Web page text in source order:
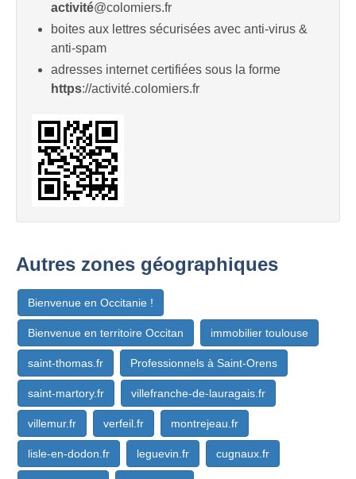
activité@colomiers.fr
boites aux lettres sécurisées avec anti-virus &
anti-spam
adresses internet certifiées sous la forme
https://activité.colomiers.fr
Autres zones géographiques
Bienvenue en Occitanie !
Bienvenue en territoire Occitan immobilier toulouse
saint-thomas.fr Professionnels à Saint-Orens
saint-martory.fr villefranche-de-lauragais.fr
villemur.fr verfeil.fr montrejeau.fr
lisle-en-dodon.fr leguevin.fr cugnaux.fr